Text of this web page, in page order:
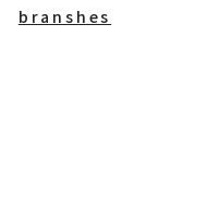
branshes